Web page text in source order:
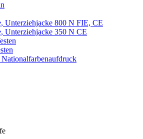
Unterziehjacke 800 N FIE, CE
Unterziehjacke 350 N CE